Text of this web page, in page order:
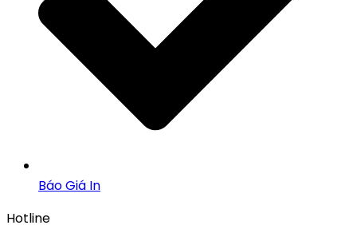
Báo Giá In
Hotline